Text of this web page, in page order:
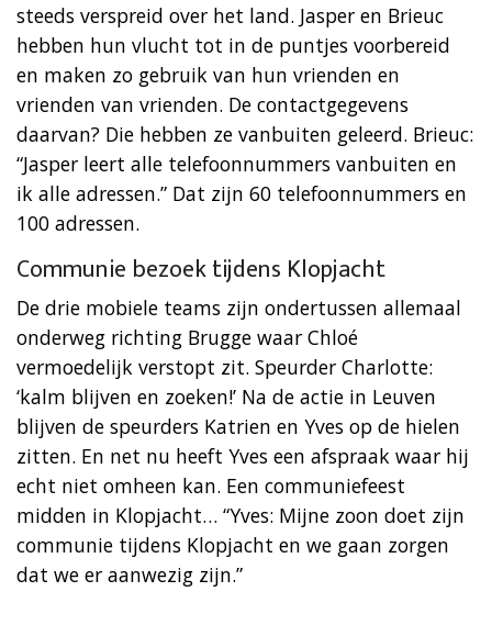
steeds verspreid over het land. Jasper en Brieuc
hebben hun vlucht tot in de puntjes voorbereid
en maken zo gebruik van hun vrienden en
vrienden van vrienden. De contactgegevens
daarvan? Die hebben ze vanbuiten geleerd. Brieuc:
“Jasper leert alle telefoonnummers vanbuiten en
ik alle adressen.” Dat zijn 60 telefoonnummers en
100 adressen.
Communie bezoek tijdens Klopjacht
De drie mobiele teams zijn ondertussen allemaal
onderweg richting Brugge waar Chloé
vermoedelijk verstopt zit. Speurder Charlotte:
‘kalm blijven en zoeken!’ Na de actie in Leuven
blijven de speurders Katrien en Yves op de hielen
zitten. En net nu heeft Yves een afspraak waar hij
echt niet omheen kan. Een communiefeest
midden in Klopjacht… “Yves: Mijne zoon doet zijn
communie tijdens Klopjacht en we gaan zorgen
dat we er aanwezig zijn.”